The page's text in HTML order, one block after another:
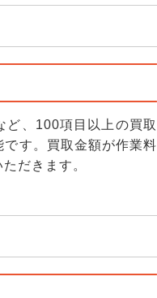
ど、100項目以上の買取
す。買取金額が作業料
だきます。